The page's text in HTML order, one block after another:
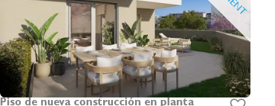
Entrega de llaves prevista para el primer trimestre de
2026.
Piso de nueva construcción en planta